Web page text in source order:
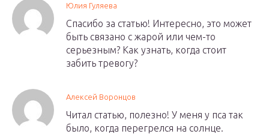
Юлия Гуляева
Спасибо за статью! Интересно, это может
быть связано с жарой или чем-то
серьезным? Как узнать, когда стоит
забить тревогу?
Алексей Воронцов
Читал статью, полезно! У меня у пса так
было, когда перегрелся на солнце.